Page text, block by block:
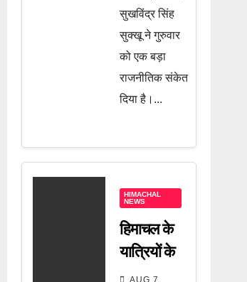
सुखविंद्र सिंह
सुक्खू ने गुरुवार
को एक बड़ा
राजनीतिक संकेत
दिया है।...
HIMACHAL
NEWS
हिमाचल के
यात्रियों के
लिए बड़ी
AUG 7,